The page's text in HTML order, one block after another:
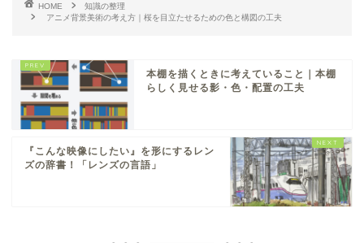
HOME
知識の整理
アニメ背景美術の考え方｜桜を目立たせるための色と構図の工夫
本棚を描くときに考えていること｜本棚
らしく見せる影・色・配置の工夫
『こんな映像にしたい』を形にするレン
ズの辞書！「レンズの言語」